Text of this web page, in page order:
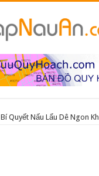
Bí Quyết Nấu Lẩu Dê Ngon